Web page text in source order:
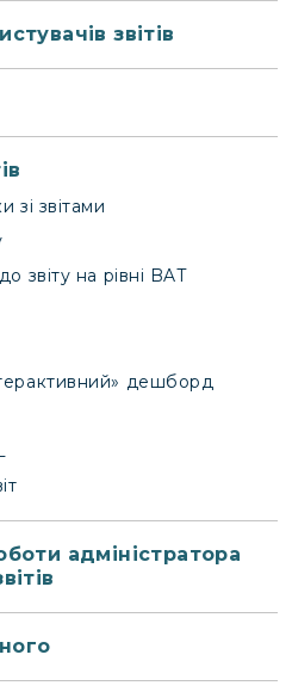
звітів
зі звітами
звіту на рівні BAT
дешборд
адміністратора